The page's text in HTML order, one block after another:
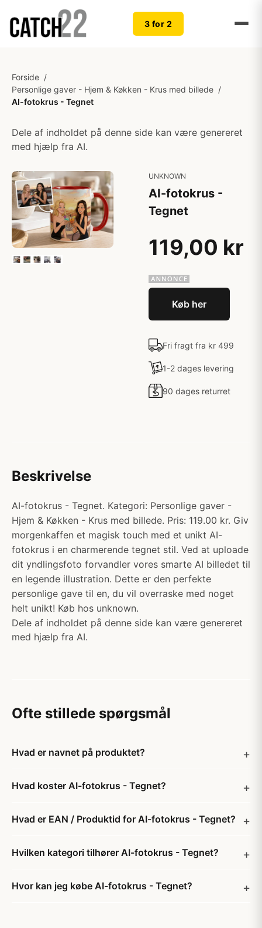
3 for 2
Forside /
Personlige gaver - Hjem & Køkken - Krus med billede /
AI-fotokrus - Tegnet
Dele af indholdet på denne side kan være genereret
med hjælp fra AI.
UNKNOWN
AI-fotokrus -
Tegnet
119,00 kr
Køb her
Fri fragt fra kr 499
1-2 dages levering
90 dages returret
Beskrivelse
AI-fotokrus - Tegnet. Kategori: Personlige gaver -
Hjem & Køkken - Krus med billede. Pris: 119.00 kr. Giv
morgenkaffen et magisk touch med et unikt AI-
fotokrus i en charmerende tegnet stil. Ved at uploade
dit yndlingsfoto forvandler vores smarte AI billedet til
en legende illustration. Dette er den perfekte
personlige gave til en, du vil overraske med noget
helt unikt! Køb hos unknown.
Dele af indholdet på denne side kan være genereret
med hjælp fra AI.
Ofte stillede spørgsmål
Hvad er navnet på produktet?
Hvad koster AI-fotokrus - Tegnet?
Hvad er EAN / Produktid for AI-fotokrus - Tegnet?
Hvilken kategori tilhører AI-fotokrus - Tegnet?
Hvor kan jeg købe AI-fotokrus - Tegnet?